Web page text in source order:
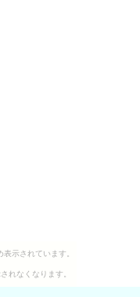
示されています。
れなくなります。